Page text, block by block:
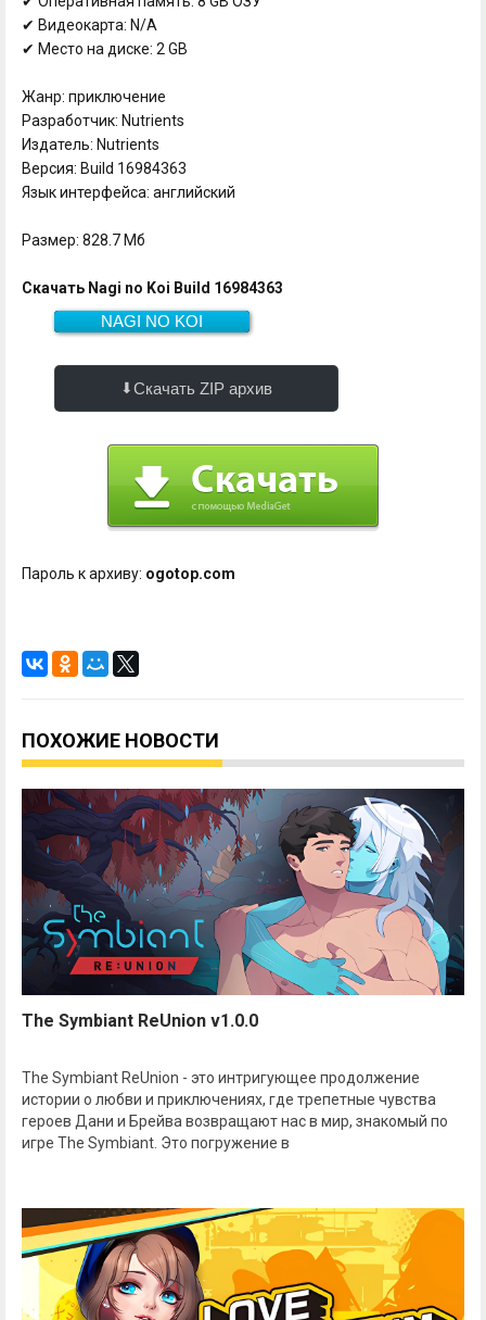
✔ Видеокарта: N/A
✔ Место на диске: 2 GB
Жанр: приключение
Разработчик: Nutrients
Издатель: Nutrients
Версия: Build 16984363
Язык интерфейса: английский
Размер: 828.7 Мб
Скачать Nagi no Koi Build 16984363
NAGI NO KOI
828.7 Мб
Скачать
Скачать ZIP архив
Пароль к архиву: ogotop.com
ПОХОЖИЕ НОВОСТИ
The Symbiant ReUnion v1.0.0
The Symbiant ReUnion - это интригующее продолжение
истории о любви и приключениях, где трепетные чувства
героев Дани и Брейва возвращают нас в мир, знакомый по
игре The Symbiant. Это погружение в